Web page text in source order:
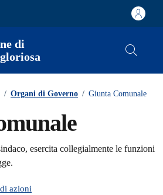
di
/ Organi di Governo / Giunta Comunale
esercita collegialmente le funzioni
azioni